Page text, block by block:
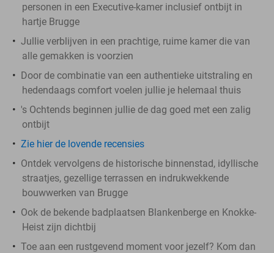
personen in een Executive-kamer inclusief ontbijt in
hartje Brugge
Jullie verblijven in een prachtige, ruime kamer die van
alle gemakken is voorzien
Door de combinatie van een authentieke uitstraling en
hedendaags comfort voelen jullie je helemaal thuis
's Ochtends beginnen jullie de dag goed met een zalig
ontbijt
Zie hier de lovende recensies
Ontdek vervolgens de historische binnenstad, idyllische
straatjes, gezellige terrassen en indrukwekkende
bouwwerken van Brugge
Ook de bekende badplaatsen Blankenberge en Knokke-
Heist zijn dichtbij
Toe aan een rustgevend moment voor jezelf? Kom dan